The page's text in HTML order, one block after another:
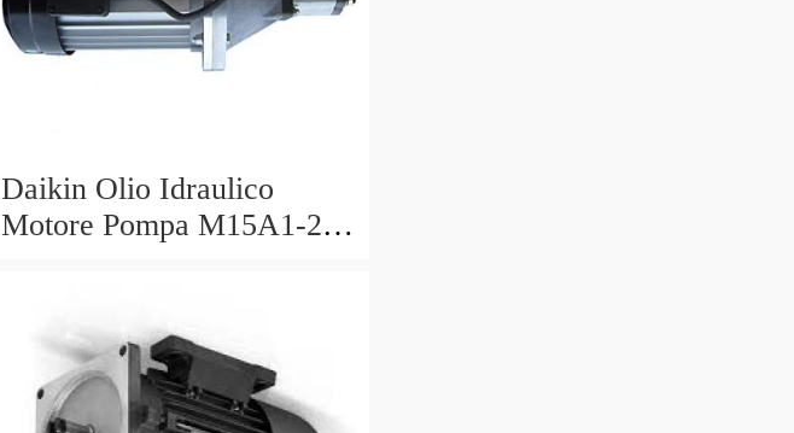
Daikin Olio Idraulico
Motore Pompa M15A1-2-